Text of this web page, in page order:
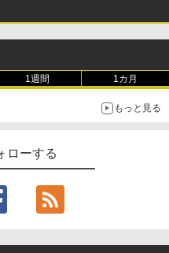
1週間 1カ月
もっと見る
ローする